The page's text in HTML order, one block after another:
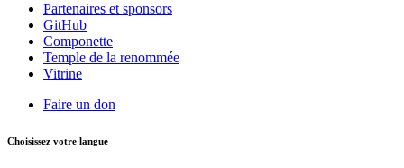
Partenaires et sponsors
GitHub
Componette
Temple de la renommée
Vitrine
Faire un don
Choisissez votre langue